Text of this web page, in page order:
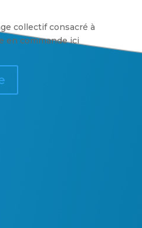
collectif consacré à
en commande ici